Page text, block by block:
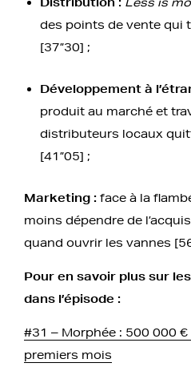
des points de vente qui
[37”30] ;
Développement à
produit au marché et
distributeurs locaux
[41”05] ;
Marketing : face à la
moins dépendre de
quand ouvrir les vannes
Pour en savoir plus sur
dans l’épisode :
#31 – Morphée : 500 000
premiers mois